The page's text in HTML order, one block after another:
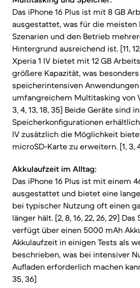
Das iPhone 16 Plus ist mit 8 GB
ausgestattet, was für die
Szenarien und den Betrieb
Hintergrund ausreichend ist. [11,
Xperia 1 IV bietet mit 12 GB
größere Kapazität, was
speicherintensiven
umfangreichem Multitasking von
3, 4, 13, 18, 35] Beide Geräte sind
Speicherkonfigurationen
IV zusätzlich die Möglichkeit
microSD-Karte zu erweitern. [1, 3,
Akkulaufzeit im Alltag:
Das iPhone 16 Plus ist mit einem
ausgestattet und bietet eine
bei typischer Nutzung oft einen
länger hält. [2, 8, 16, 22, 26, 29] Das
verfügt über einen 5000 mAh
Akkulaufzeit in einigen Tests als
beschrieben, was bei intensiver
Aufladen erforderlich machen kann.
35, 36]